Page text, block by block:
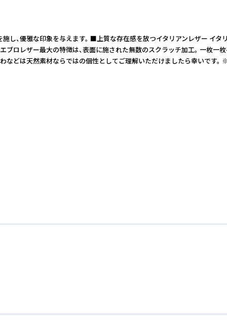
し、優雅な印象を与えます。 ■上質な存在感を放つイタリアンレ
ー最大の特徴は、表面に施された無数のスクラッチ加工。 一枚
どは天然素材ならではの個性としてご理解いただけましたら幸い